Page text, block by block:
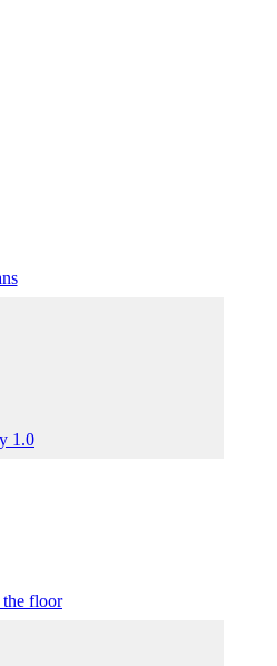
1.0
the floor